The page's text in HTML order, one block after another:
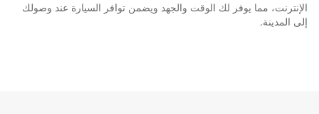
الإنترنت، مما يوفر لك الوقت والجهد ويضمن توافر السيارة عند وصولك
إلى المدينة.